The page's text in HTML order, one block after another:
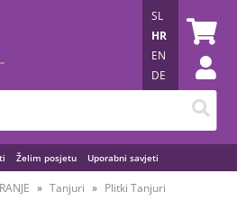
Želim posjetu Uporabni savjeti
SL
HR
EN
DE
Tanjuri Plitki Tanjuri